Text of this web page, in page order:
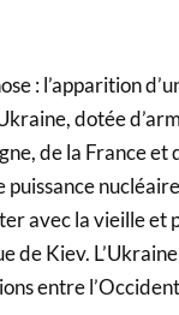
: l’apparition
dotée
de la France
avec la vieille et
de Kiev.
entre